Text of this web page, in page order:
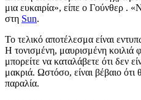
μια ευκαιρία», είπε ο Γούνθερ .
στη Sun.
Το τελικό αποτέλεσμα είναι
Η τονισμένη, μαυρισμένη κοιλιά
μπορείτε να καταλάβετε ότι δεν
μακριά. Ωστόσο, είναι βέβαιο
παραλία.